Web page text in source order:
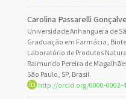
Carolina Passarelli
Universidade Anhanguera de
Graduação em Farmácia,
Laboratório de Produtos
Raimundo Pereira de
São Paulo, SP, Brasil.
http://orcid.org/0000-0002-